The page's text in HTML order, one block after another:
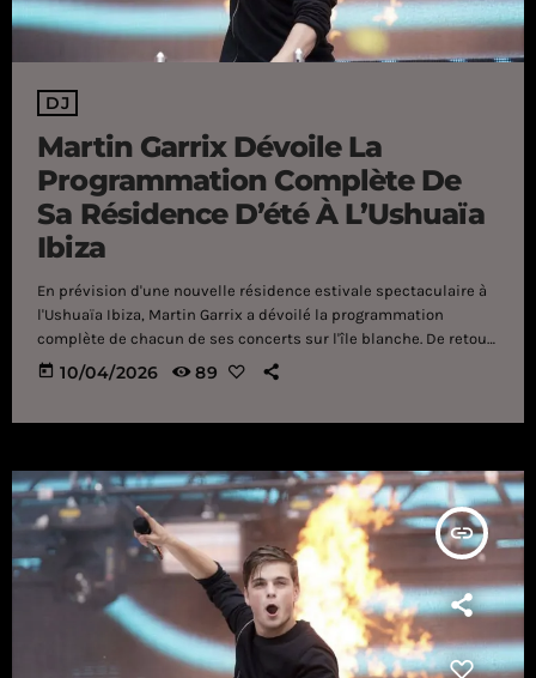
DJ
Martin Garrix Dévoile La
Programmation Complète De
Sa Résidence D’été À L’Ushuaïa
Ibiza
En prévision d'une nouvelle résidence estivale spectaculaire à
l'Ushuaïa Ibiza, Martin Garrix a dévoilé la programmation
complète de chacun de ses concerts sur l'île blanche. De retour
pour sa onzième saison à Ibiza, le DJ néerlandais Martin
Garrix a dévoilé la programmation complète de sa résidence
today 10/04/2026 89
insert_link